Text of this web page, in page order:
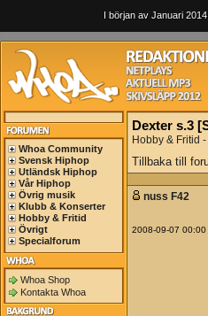
I början av Januari
Whoa Community
Svensk Hiphop
Utländsk Hiphop
Vår Hiphop
Övrig musik
Klubb & Konserter
Hobby & Fritid
Övrigt
Specialforum
Whoa Shop
Kontakta Whoa
Dexter s.3
Hobby & Fritid
Tillbaka till
nuss F42
2008-09-07 00:00